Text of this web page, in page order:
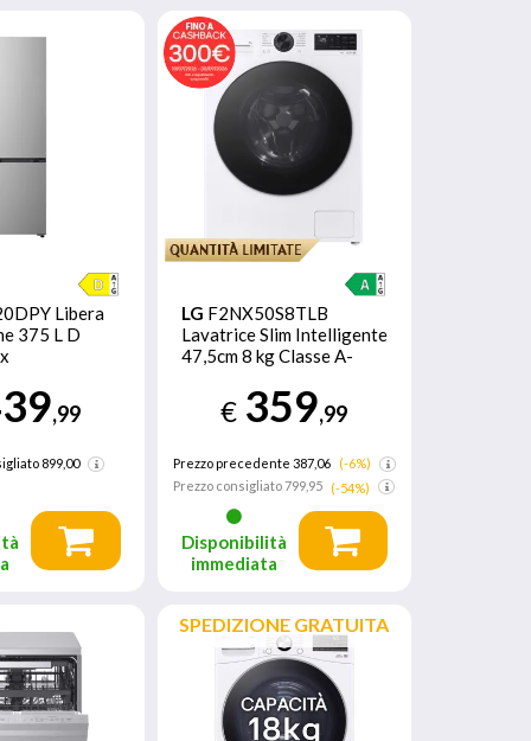
Libera
375 L D
,99
899,00
LG F2NX50S8TLB
Lavatrice Slim Intelligente
47,5cm 8 kg Classe A-
€ 359,99
Prezzo precedente 387,06
(-6%)
Prezzo consigliato799,95 (-54%)
Disponibilità
immediata
SPEDIZIONE GRATUITA